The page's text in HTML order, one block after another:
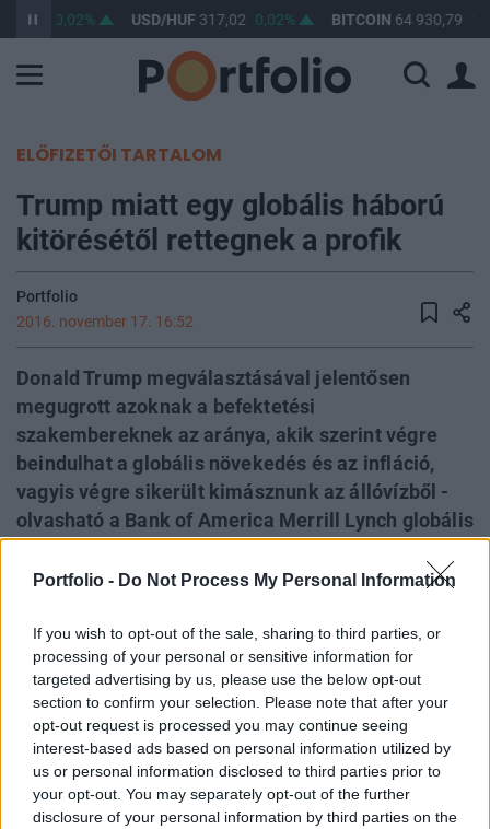
Portfolio - Do Not Process My Personal Information
If you wish to opt-out of the sale, sharing to third parties, or
processing of your personal or sensitive information for
targeted advertising by us, please use the below opt-out
section to confirm your selection. Please note that after your
opt-out request is processed you may continue seeing
interest-based ads based on personal information utilized by
us or personal information disclosed to third parties prior to
your opt-out. You may separately opt-out of the further
disclosure of your personal information by third parties on the
0,02% USD/HUF 317,02 0,02% BITCOIN 64 930,79
ELŐFIZETŐI TARTALOM
Trump miatt egy globális háború
kitörésétől rettegnek a profik
Portfolio
2016. november 17. 16:52
Donald Trump megválasztásával jelentősen
megugrott azoknak a befektetési
szakembereknek az aránya, akik szerint végre
beindulhat a globális növekedés és az infláció,
vagyis végre sikerült kimásznunk az állóvízből -
olvasható a Bank of America Merrill Lynch globális
sem árt odafigyelni, aggasztóan nőtt ugyanis
kereskedelmi háborút vizionálnak, ami végül
könnyen egy kötvény- és devizapiaci vérengzésbe
torkollhat, nem árt tehát az óvatosság.
A Bank of America Merrill Lynch nyilvánosságra hozta havi
rendszerességű globális alapkezelői felmérésének
legfrissebb, novemberi számát. Az elemzéshez 177
alapkezelő járult hozzá, akik mintegy 456 milliárd dollárnyi